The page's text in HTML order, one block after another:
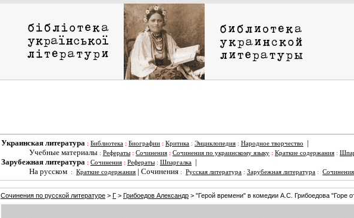
Украинская литература : Библиотека : Биографии : Критика : Энциклопедия : Народное творчество
|
Учебные материалы : Рефераты : Сочинения : Сочинения по украинскому языку : Краткие содержания :
Зарубежная литература : Сочинения : Рефераты : Шпаргалка
|
На русском
: Краткие содержания | Сочинения : Русская литература : Зарубежная литература :
Сочинения по русской литературе > Г > Грибоедов Александр > "Герой времени" в комедии А.С. Грибоедова "Горе